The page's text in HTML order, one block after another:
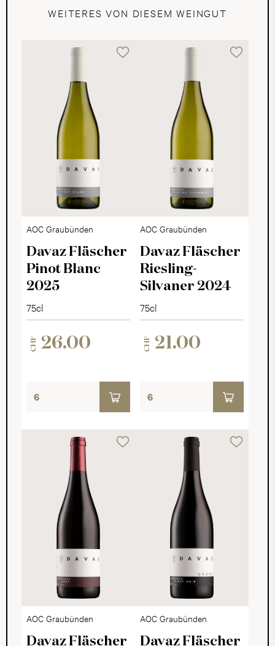
WEITERES VON DIESEM WEINGUT
AOC Graubünden
Davaz Fläscher
Pinot Blanc
2025
75cl
CHF 26.00
AOC Graubünden
Davaz Fläscher
Riesling-
Silvaner 2024
75cl
CHF 21.00
AOC Graubünden
Davaz Fläscher
AOC Graubünden
Davaz Fläscher